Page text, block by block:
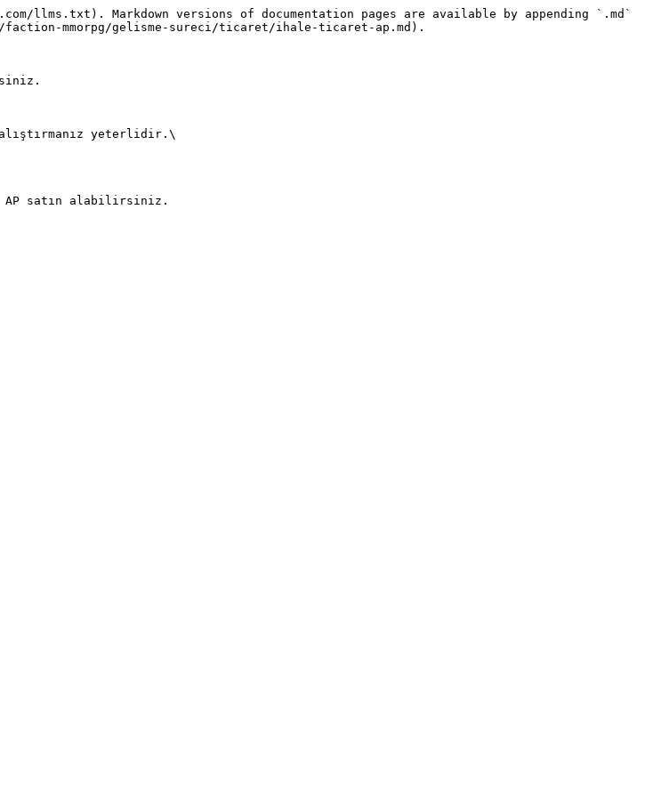
llms.txt). Markdown versions of documentation pages are available by appending `.md`
mmorpg/gelisme-sureci/ticaret/ihale-ticaret-ap.md).
yeterlidir.\